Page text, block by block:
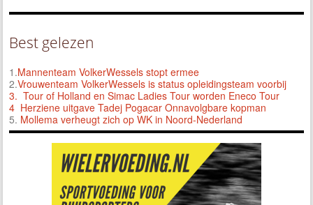
Best gelezen
1.Mannenteam VolkerWessels stopt ermee
2.Vrouwenteam VolkerWessels is status opleidingsteam voorbij
3. Tour of Holland en Simac Ladies Tour worden Eneco Tour
4 Herziene uitgave Tadej Pogacar Onnavolgbare kopman
5. Mollema verheugt zich op WK in Noord-Nederland